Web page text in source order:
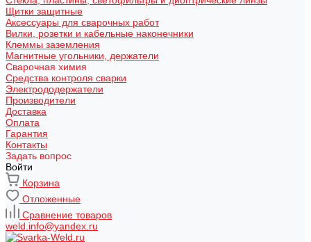
Щитки защитные
Аксессуары для сварочных работ
Вилки, розетки и кабельные наконечники
Клеммы заземления
Магнитные угольники, держатели
Сварочная химия
Средства контроля сварки
Электрододержатели
Производители
Доставка
Оплата
Гарантия
Контакты
Задать вопрос
Войти
Корзина
Отложенные
Сравнение товаров
weld.info@yandex.ru